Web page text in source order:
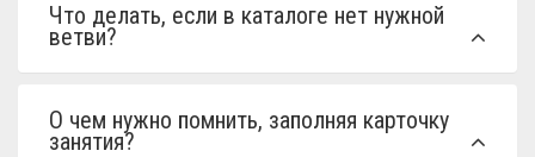
Что делать, если в каталоге нет нужной
ветви?
О чем нужно помнить, заполняя карточку
занятия?